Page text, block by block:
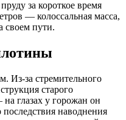
за короткое время
— колоссальная масса,
своем пути.
Из-за стремительного
старого
глазах у горожан он
наводнения